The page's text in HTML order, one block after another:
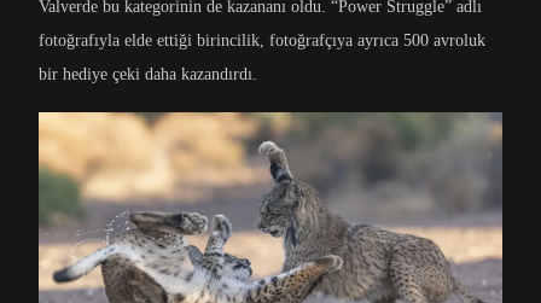
Valverde bu kategorinin de kazananı oldu. “Power Struggle” adlı
fotoğrafıyla elde ettiği birincilik, fotoğrafçıya ayrıca 500 avroluk
bir hediye çeki daha kazandırdı.